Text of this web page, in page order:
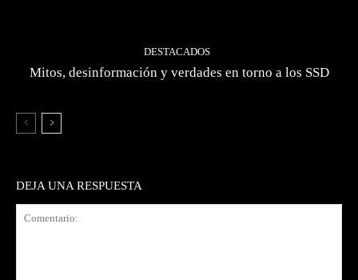
DESTACADOS
Mitos, desinformación y verdades en torno a los SSD
DEJA UNA RESPUESTA